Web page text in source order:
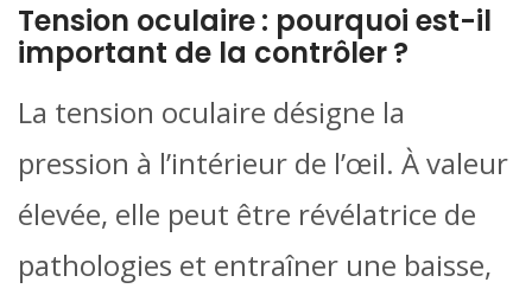
Tension oculaire : pourquoi est-il
important de la contrôler ?
La tension oculaire désigne la
pression à l’intérieur de l’œil. À valeur
élevée, elle peut être révélatrice de
pathologies et entraîner une baisse,